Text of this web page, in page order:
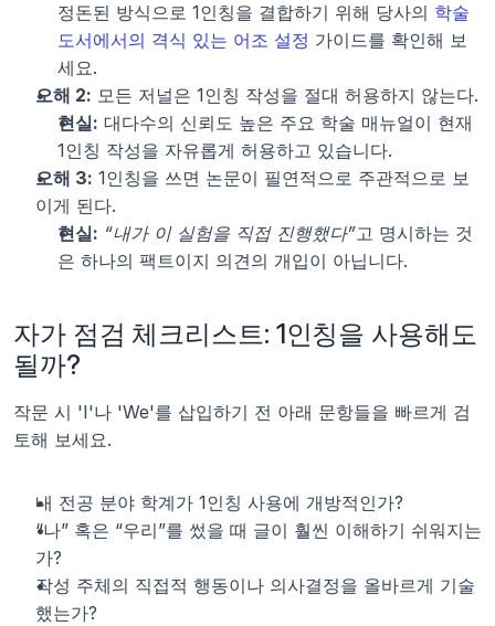
정돈된 방식으로 1인칭을 결합하기 위해 당사의 학술
도서에서의 격식 있는 어조 설정 가이드를 확인해 보
세요.
오해 2: 모든 저널은 1인칭 작성을 절대 허용하지 않는다.
현실: 대다수의 신뢰도 높은 주요 학술 매뉴얼이 현재
1인칭 작성을 자유롭게 허용하고 있습니다.
오해 3: 1인칭을 쓰면 논문이 필연적으로 주관적으로 보
이게 된다.
현실: “내가 이 실험을 직접 진행했다”고 명시하는 것
은 하나의 팩트이지 의견의 개입이 아닙니다.
자가 점검 체크리스트: 1인칭을 사용해도
될까?
작문 시 'I'나 'We'를 삽입하기 전 아래 문항들을 빠르게 검
토해 보세요.
내 전공 분야 학계가 1인칭 사용에 개방적인가?
“나” 혹은 “우리”를 썼을 때 글이 훨씬 이해하기 쉬워지는
가?
작성 주체의 직접적 행동이나 의사결정을 올바르게 기술
했는가?